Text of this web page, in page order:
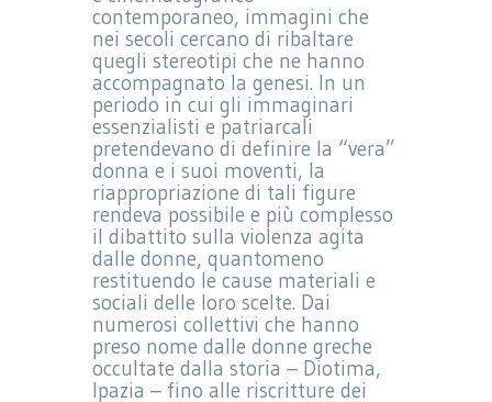
contemporaneo, immagini che
nei secoli cercano di ribaltare
quegli stereotipi che ne hanno
accompagnato la genesi. In un
periodo in cui gli immaginari
essenzialisti e patriarcali
pretendevano di definire la “vera”
donna e i suoi moventi, la
riappropriazione di tali figure
rendeva possibile e più complesso
il dibattito sulla violenza agita
dalle donne, quantomeno
restituendo le cause materiali e
sociali delle loro scelte. Dai
numerosi collettivi che hanno
preso nome dalle donne greche
occultate dalla storia – Diotima,
Ipazia – fino alle riscritture dei